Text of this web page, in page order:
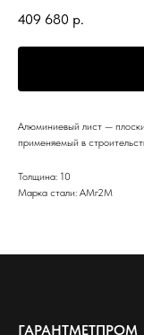
409 680 р.
Алюминиевый лист —
применяемый в
Толщина: 10
Марка стали: АМг2М
ГАРАНТМЕТПРОМ